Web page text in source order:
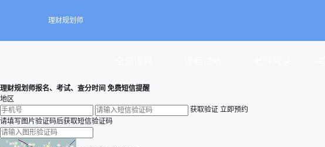
理财规划师
理财规划师报名、考试、查分时间 免费短信提醒
地区
获取验证 立即预约
请填写图片验证码后获取短信验证码